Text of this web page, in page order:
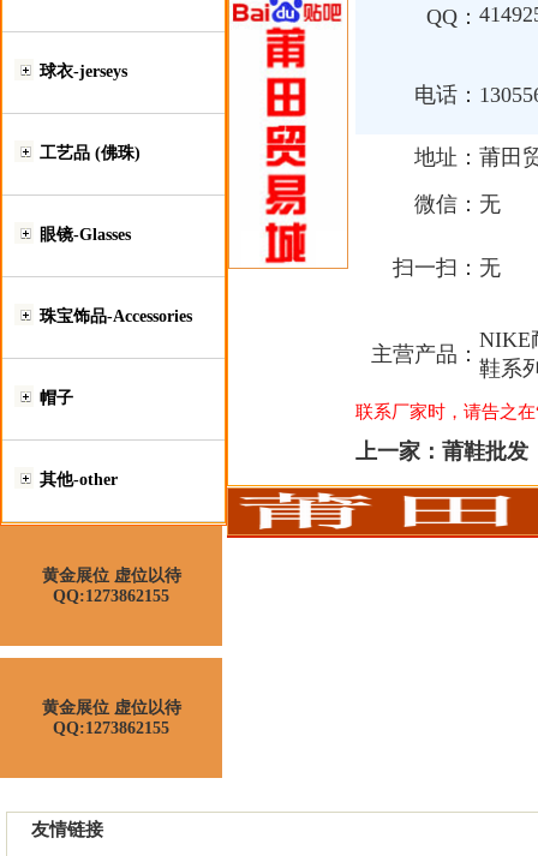
球衣-jerseys
工艺品 (佛珠)
眼镜-Glasses
珠宝饰品-Accessories
帽子
其他-other
黄金展位 虚位以待
QQ:1273862155
黄金展位 虚位以待
QQ:1273862155
QQ：
电话：
地址： 莆田
微信： 无
扫一扫： 无
主营产品：
NIKE
鞋系
联系厂家时，请告之
上一家： 莆鞋批发
友情链接